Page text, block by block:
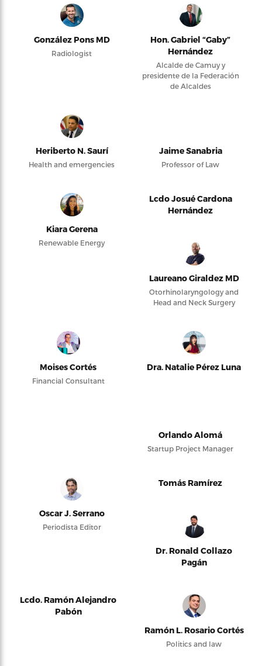
González Pons MD
Radiologist
Hon. Gabriel “Gaby”
Hernández
Alcalde de Camuy y
presidente de la Federación
de Alcaldes
Heriberto N. Saurí
Health and emergencies
Jaime Sanabria
Professor of Law
Kiara Gerena
Renewable Energy
Lcdo Josué Cardona
Hernández
Laureano Giraldez MD
Otorhinolaryngology and
Head and Neck Surgery
Moises Cortés
Financial Consultant
Dra. Natalie Pérez Luna
Orlando Alomá
Startup Project Manager
Oscar J. Serrano
Periodista Editor
Tomás Ramírez
Dr. Ronald Collazo
Pagán
Lcdo. Ramón Alejandro
Pabón
Ramón L. Rosario Cortés
Politics and law